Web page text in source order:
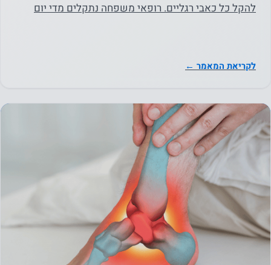
להקל כל כאבי רגליים. רופאי משפחה נתקלים מדי יום
לקריאת המאמר ←
נחוץ
אופציונליות.
הם נחוצים
כדי שהאתר
יפעל.